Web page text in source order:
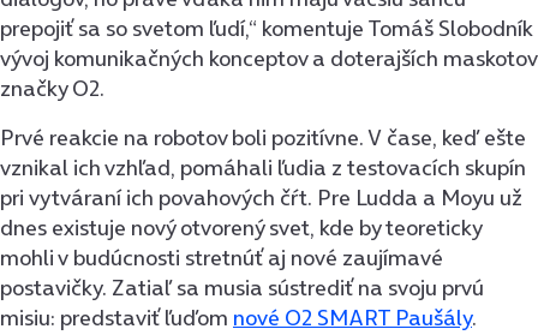
prepojiť sa so svetom ľudí,“ komentuje Tomáš Slobodník
vývoj komunikačných konceptov a doterajších maskotov
značky O2.
Prvé reakcie na robotov boli pozitívne. V čase, keď ešte
vznikal ich vzhľad, pomáhali ľudia z testovacích skupín
pri vytváraní ich povahových čŕt. Pre Ludda a Moyu už
dnes existuje nový otvorený svet, kde by teoreticky
mohli v budúcnosti stretnúť aj nové zaujímavé
postavičky. Zatiaľ sa musia sústrediť na svoju prvú
misiu: predstaviť ľuďom nové O2 SMART Paušály.